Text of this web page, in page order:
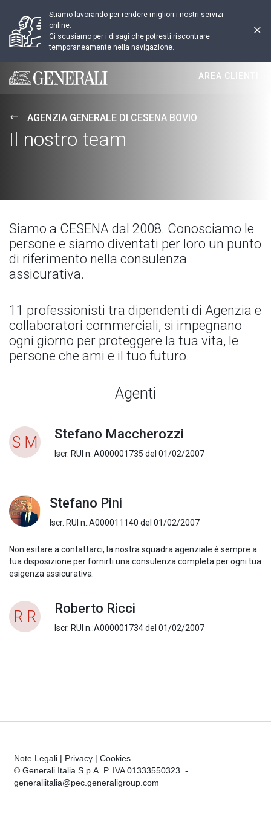
Stiamo lavorando per rendere migliori i nostri servizi
online.
Ci scusiamo per i disagi che potresti riscontrare
temporaneamente nella navigazione.
Generali logo
AREA CLIENTI
AGENZIA GENERALE DI CESENA BOVIO
Il nostro team
Siamo a CESENA dal 2008. Conosciamo le
persone e siamo diventati per loro un punto
di riferimento nella consulenza
assicurativa.
11 professionisti tra dipendenti di Agenzia e
collaboratori commerciali, si impegnano
ogni giorno per proteggere la tua vita, le
persone che ami e il tuo futuro.
Agenti
S M Stefano Maccherozzi
Iscr. RUI n.:A000001735 del 01/02/2007
Stefano Pini
Iscr. RUI n.:A000011140 del 01/02/2007
Non esitare a contattarci, la nostra squadra agenziale è sempre a
tua disposizione per fornirti una consulenza completa per ogni tua
esigenza assicurativa.
R R Roberto Ricci
Iscr. RUI n.:A000001734 del 01/02/2007
Note Legali | Privacy | Cookies
© Generali Italia S.p.A. P. IVA 01333550323 -
generaliitalia@pec.generaligroup.com